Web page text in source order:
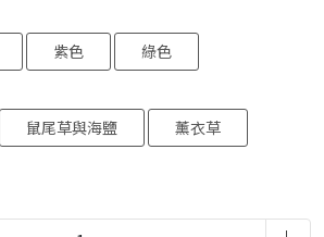
紫色
綠色
鼠尾草與海鹽
薰衣草